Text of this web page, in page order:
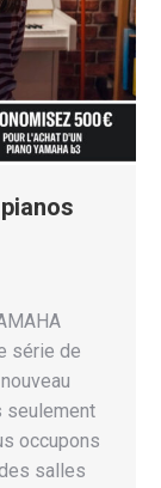
série de
seulement
occupons
salles